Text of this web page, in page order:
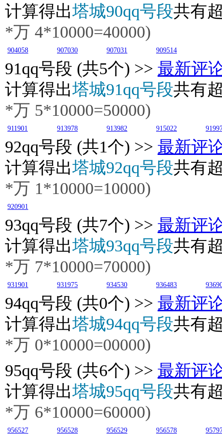
计算得出塔城90qq号段共有
*万 4*10000=40000)
904058 907030 907031 909514
91qq号段 (共5个) >> 最新评
计算得出塔城91qq号段共有
*万 5*10000=50000)
911901 913978 913982 915022
92qq号段 (共1个) >> 最新评
计算得出塔城92qq号段共有
*万 1*10000=10000)
920901
93qq号段 (共7个) >> 最新评
计算得出塔城93qq号段共有
*万 7*10000=70000)
931901 931975 934530 936483
94qq号段 (共0个) >> 最新评
计算得出塔城94qq号段共有
*万 0*10000=00000)
95qq号段 (共6个) >> 最新评
计算得出塔城95qq号段共有
*万 6*10000=60000)
956527 956528 956529 956578